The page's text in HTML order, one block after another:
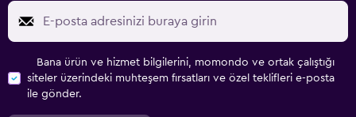
Bana ürün ve hizmet bilgilerini, momondo ve ortak çalıştığı
siteler üzerindeki muhteşem fırsatları ve özel teklifleri e-posta
ile gönder.